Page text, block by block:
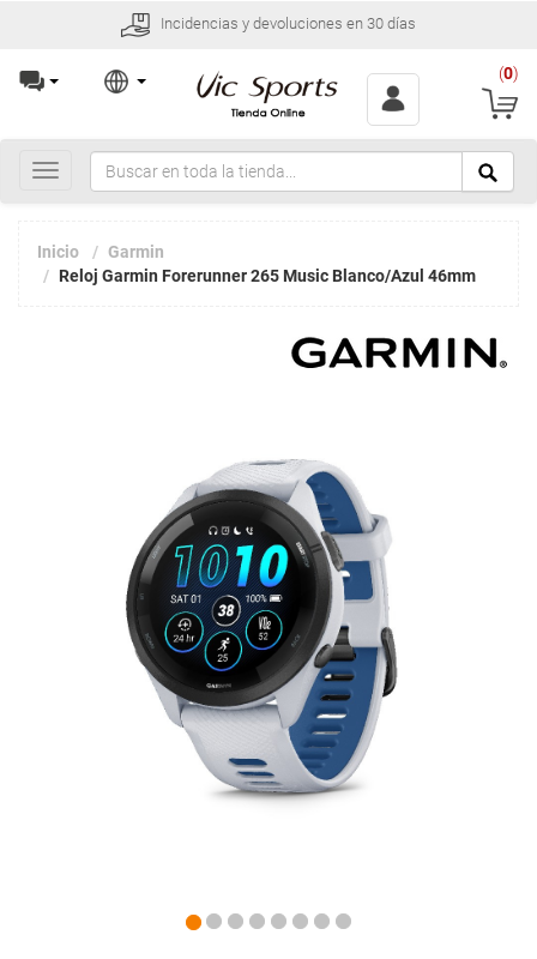
Incidencias y devoluciones en 30 días
(0)
Toggle
navigation
Inicio
Garmin
Reloj Garmin Forerunner 265 Music Blanco/Azul 46mm